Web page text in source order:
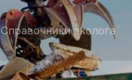
Справочники эколога